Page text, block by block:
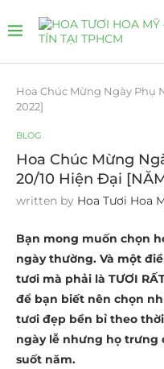
Hoa Chúc Mừng Ngày Phụ
2022]
BLOG
Hoa Chúc Mừng
20/10 Hiện Đại
written by Hoa Tươi Hoa
Bạn mong muốn chọn
ngày thường. Và một
tươi mà phải là TƯƠI
để bạn biết nên chọn
tươi đẹp bền bỉ theo
ngày lễ nhưng họ trưng
suốt năm.